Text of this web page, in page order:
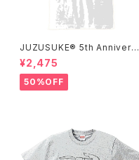
JUZUSUKE® 5th Anniversa
ry Tee
¥2,475
50%OFF